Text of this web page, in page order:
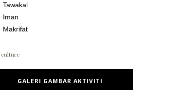
break
culture
· Tawakal
· Iman
· Makrifat
GALERI GAMBAR AKTIVITI